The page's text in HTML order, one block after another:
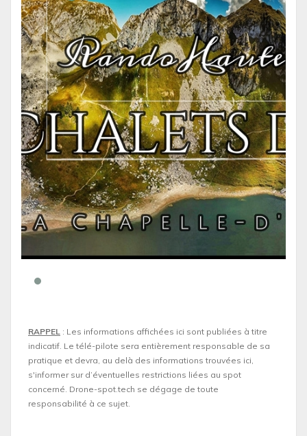
RAPPEL : Les informations affichées ici sont publiées à titre
indicatif. Le télé-pilote sera entièrement responsable de sa
pratique et devra, au delà des informations trouvées ici,
s'informer sur d’éventuelles restrictions liées au spot
concerné. Drone-spot.tech se dégage de toute
responsabilité à ce sujet.